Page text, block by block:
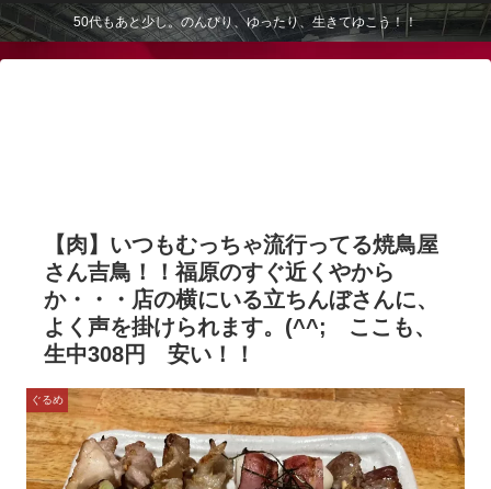
50代もあと少し。のんびり、ゆったり、生きてゆこう！！
【肉】いつもむっちゃ流行ってる焼鳥屋
さん吉鳥！！福原のすぐ近くやから
か・・・店の横にいる立ちんぼさんに、
よく声を掛けられます。(^^; ここも、
生中308円 安い！！
ぐるめ